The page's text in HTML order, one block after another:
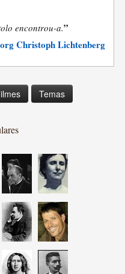
encontrou-a.”
Christoph Lichtenberg
Temas